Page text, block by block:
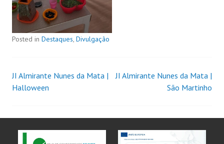
Posted in Destaques, Divulgação
JI Almirante Nunes da Mata |
Halloween
JI Almirante Nunes da Mata |
São Martinho